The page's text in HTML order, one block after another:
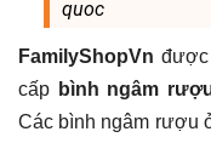
Chí
Minh
quoc
FamilyShopVn được
cấp bình ngâm
Các bình ngâm rượu